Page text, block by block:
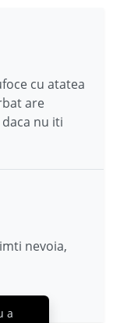
cu atatea
are
nu iti
nevoia,
a